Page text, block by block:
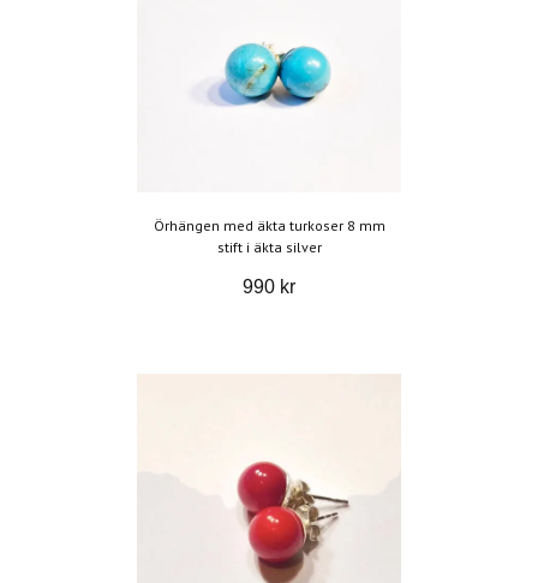
Örhängen med äkta turkoser 8 mm
stift i äkta silver
990 kr